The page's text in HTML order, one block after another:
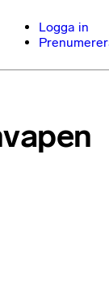
Logga in